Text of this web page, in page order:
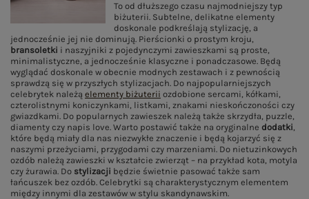
To od dłuższego czasu najmodniejszy typ
biżuterii. Subtelne, delikatne elementy
doskonale podkreślają stylizację, a
jednocześnie jej nie dominują. Pierścionki o prostym kroju,
bransoletki i naszyjniki z pojedynczymi zawieszkami są proste,
minimalistyczne, a jednocześnie klasyczne i ponadczasowe. Będą
wyglądać doskonale w obecnie modnych zestawach i z pewnością
sprawdzą się w przyszłych stylizacjach. Do najpopularniejszych
celebrytek należą elementy biżuterii ozdobione sercami, kółkami,
czterolistnymi koniczynkami, listkami, znakami nieskończoności czy
gwiazdkami. Do popularnych zawieszek należą także skrzydła, puzzle,
diamenty czy napis love. Warto postawić także na oryginalne dodatki,
które będą miały dla nas niezwykłe znaczenie i będą kojarzyć się z
naszymi przeżyciami, przygodami czy marzeniami. Do nietuzinkowych
ozdób należą zawieszki w kształcie zwierząt – na przykład kota, motyla
czy żurawia. Do stylizacji będzie świetnie pasować także sam
łańcuszek bez ozdób. Celebrytki są charakterystycznym elementem
między innymi dla zestawów w stylu skandynawskim.